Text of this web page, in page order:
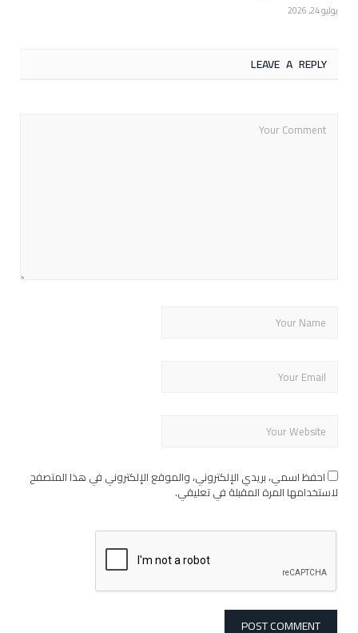
يوليو 24, 2026
LEAVE A REPLY
احفظ اسمي، بريدي الإلكتروني، والموقع الإلكتروني في هذا المتصفح
لاستخدامها المرة المقبلة في تعليقي.